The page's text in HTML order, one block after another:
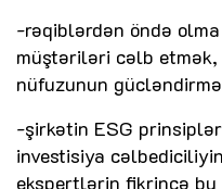
-rəqiblərdən öndə
müştəriləri cəlb
nüfuzunun
-şirkətin ESG
investisiya
ekspertlərin fikrincə